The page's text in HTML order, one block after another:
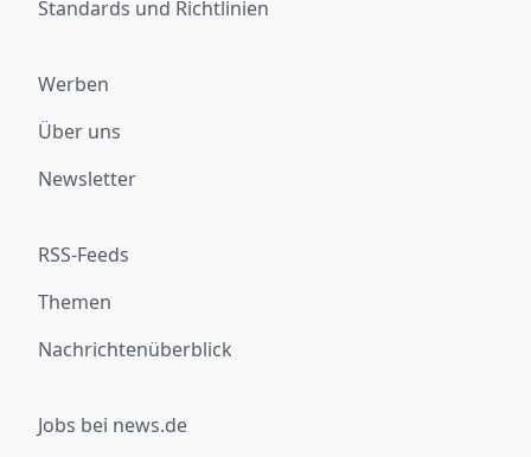
Standards und Richtlinien
Werben
Über uns
Newsletter
RSS-Feeds
Themen
Nachrichtenüberblick
Jobs bei news.de